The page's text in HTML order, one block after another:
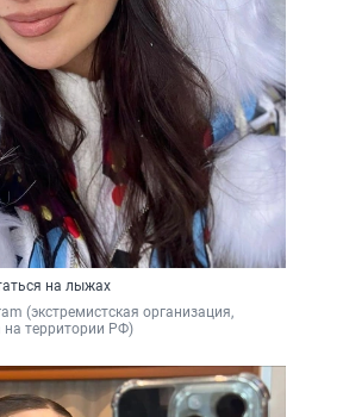
на лыжах
(экстремистская организация,
на территории РФ)